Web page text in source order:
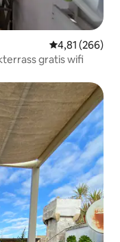
4,81 av 5 i
4,81 (266)
gratis wifi